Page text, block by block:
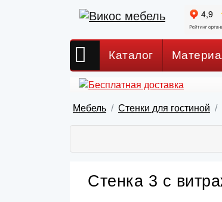
Каталог
Мебель Стенки для гостиной
Стенка 3 с